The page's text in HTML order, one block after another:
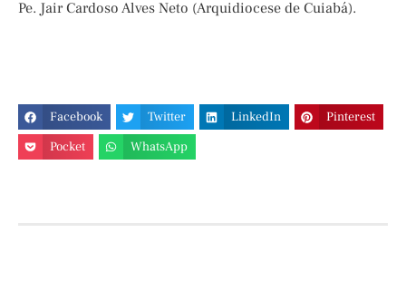
Pe. Jair Cardoso Alves Neto (Arquidiocese de Cuiabá).
Facebook Twitter LinkedIn
Pinterest
Pocket
WhatsApp